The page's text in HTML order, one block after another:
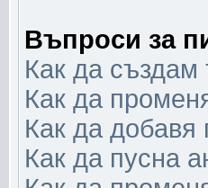
Въпроси за
Как да
Как да
Как да
Как да пусна